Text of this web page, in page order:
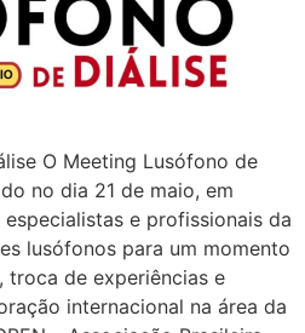
O Meeting Lusófono de
no dia 21 de maio, em
e profissionais da
lusófonos para um momento
de experiências e
internacional na área da